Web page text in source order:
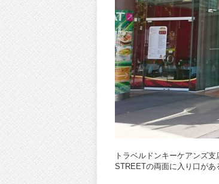
トラベルドンキーケアンズ
STREETの両面に入り口があ